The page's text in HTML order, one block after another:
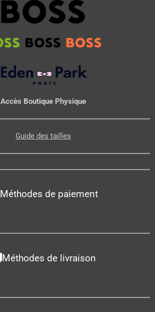
Accès Boutique Physique
Guide des tailles
Méthodes de paiement
Méthodes de livraison